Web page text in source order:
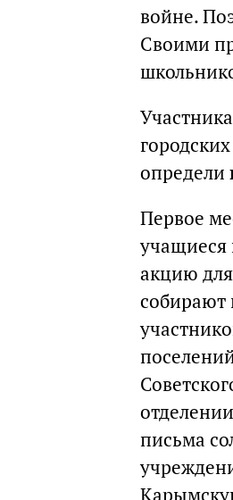
войне.
Своими
определи
Первое
учащиеся
акцию
собирают
письма